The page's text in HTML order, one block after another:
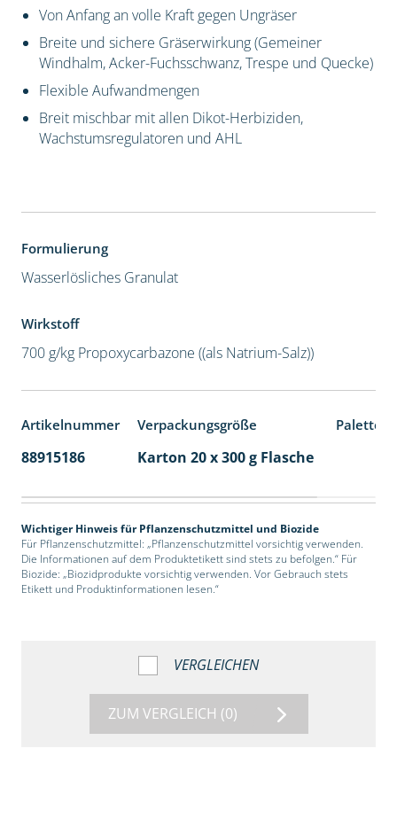
Von Anfang an volle Kraft gegen Ungräser
Breite und sichere Gräserwirkung (Gemeiner
Windhalm, Acker-Fuchsschwanz, Trespe und Quecke)
Flexible Aufwandmengen
Breit mischbar mit allen Dikot-Herbiziden,
Wachstumsregulatoren und AHL
Formulierung
Wasserlösliches Granulat
Wirkstoff
700 g/kg Propoxycarbazone ((als Natrium-Salz))
Artikelnummer Verpackungsgröße
88915186 Karton 20 x 300 g Flasche
Wichtiger Hinweis für Pflanzenschutzmittel und Biozide
Für Pflanzenschutzmittel: „Pflanzenschutzmittel vorsichtig verwenden.
Die Informationen auf dem Produktetikett sind stets zu befolgen.“ Für
Biozide: „Biozidprodukte vorsichtig verwenden. Vor Gebrauch stets
Etikett und Produktinformationen lesen.“
VERGLEICHEN
ZUM VERGLEICH (0)